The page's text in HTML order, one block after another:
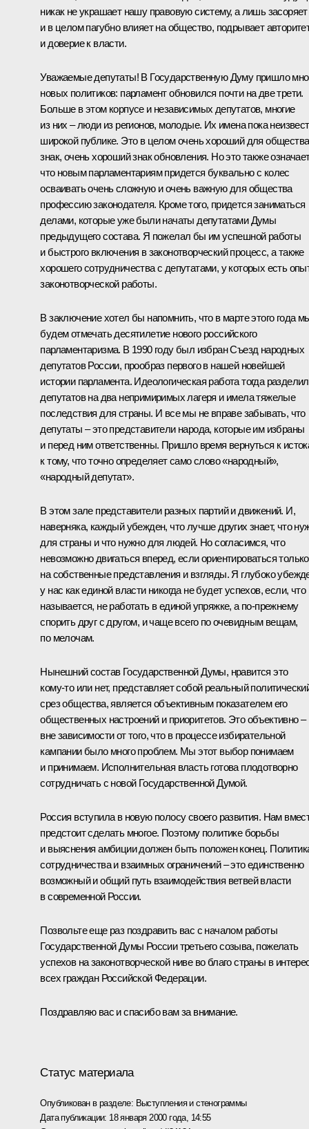
никак не украшает нашу правовую систему, а лишь
и в целом пагубно влияет на общество, подрывает
и доверие к власти.
Уважаемые депутаты! В Государственную Думу пришло
новых политиков: парламент обновился почти на две трети.
Больше в этом корпусе и независимых депутатов, многие
из них – люди из регионов, молодые. Их имена пока
широкой публике. Это в целом очень хороший для общества
знак, очень хороший знак обновления. Но это также
что новым парламентариям придется буквально с колес
осваивать очень сложную и очень важную для общества
профессию законодателя. Кроме того, придется заниматься
делами, которые уже были начаты депутатами Думы
предыдущего состава. Я пожелал бы им успешной работы
и быстрого включения в законотворческий процесс, а также
хорошего сотрудничества с депутатами, у которых есть
законотворческой работы.
В заключение хотел бы напомнить, что в марте этого года
будем отмечать десятилетие нового российского
парламентаризма. В 1990 году был избран Съезд народных
депутатов России, прообраз первого в нашей новейшей
истории парламента. Идеологическая работа тогда
депутатов на два непримиримых лагеря и имела тяжелые
последствия для страны. И все мы не вправе забывать, что
депутаты – это представители народа, которые им избраны
и перед ним ответственны. Пришло время вернуться к
к тому, что точно определяет само слово «народный»,
«народный депутат».
В этом зале представители разных партий и движений. И,
наверняка, каждый убежден, что лучше других знает, что
для страны и что нужно для людей. Но согласимся, что
невозможно двигаться вперед, если ориентироваться только
на собственные представления и взгляды. Я глубоко
у нас как единой власти никогда не будет успехов, если, что
называется, не работать в единой упряжке, а по‑прежнему
спорить друг с другом, и чаще всего по очевидным вещам,
по мелочам.
Нынешний состав Государственной Думы, нравится это
кому‑то или нет, представляет собой реальный
срез общества, является объективным показателем его
общественных настроений и приоритетов. Это объективно –
вне зависимости от того, что в процессе избирательной
кампании было много проблем. Мы этот выбор понимаем
и принимаем. Исполнительная власть готова плодотворно
сотрудничать с новой Государственной Думой.
Россия вступила в новую полосу своего развития. Нам
предстоит сделать многое. Поэтому политике борьбы
и выяснения амбиции должен быть положен конец.
сотрудничества и взаимных ограничений – это единственно
возможный и общий путь взаимодействия ветвей власти
в современной России.
Позвольте еще раз поздравить вас с началом работы
Государственной Думы России третьего созыва, пожелать
успехов на законотворческой ниве во благо страны в
всех граждан Российской Федерации.
Поздравляю вас и спасибо вам за внимание.
Статус материала
Опубликован в разделе: Выступления и стенограммы
Дата публикации: 18 января 2000 года, 14:55